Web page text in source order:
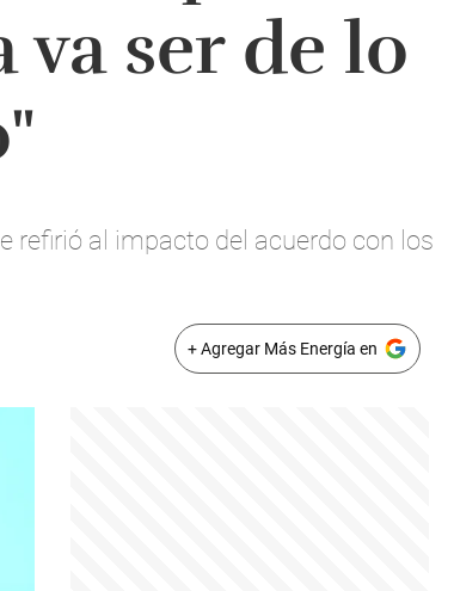
ser de lo
refirió al impacto del acuerdo con los
+ Agregar Más Energía en